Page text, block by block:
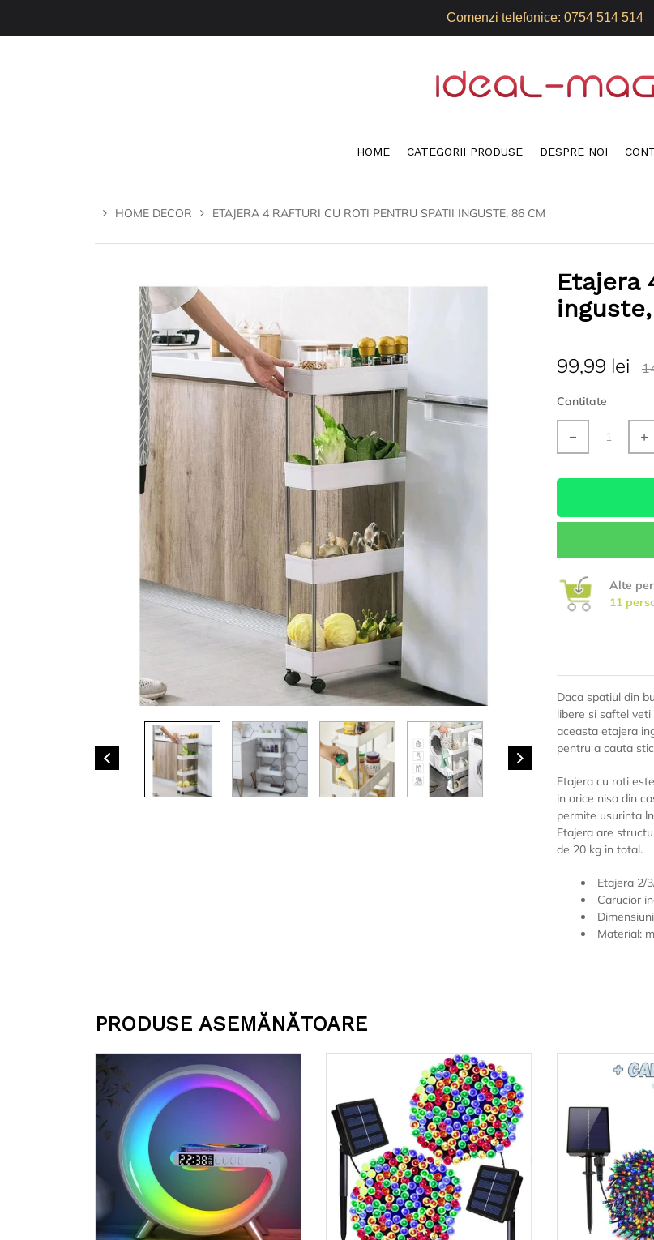
Comenzi telefonice: 0754 514 514
HOME CATEGORII PRODUSE DESPRE NOI
HOME DECOR ETAJERA 4 RAFTURI CU ROTI PENTRU SPATII INGUSTE, 86 CM
99,99 lei
Cantitate
Alte
11
Daca spatiul din
libere si saftel
aceasta etajera
pentru a cauta
Etajera cu roti
in orice nisa din
permite usurinta
Etajera are
de 20 kg in total.
Etajera 2/
Carucior
Material:
PRODUSE ASEMĂNĂTOARE